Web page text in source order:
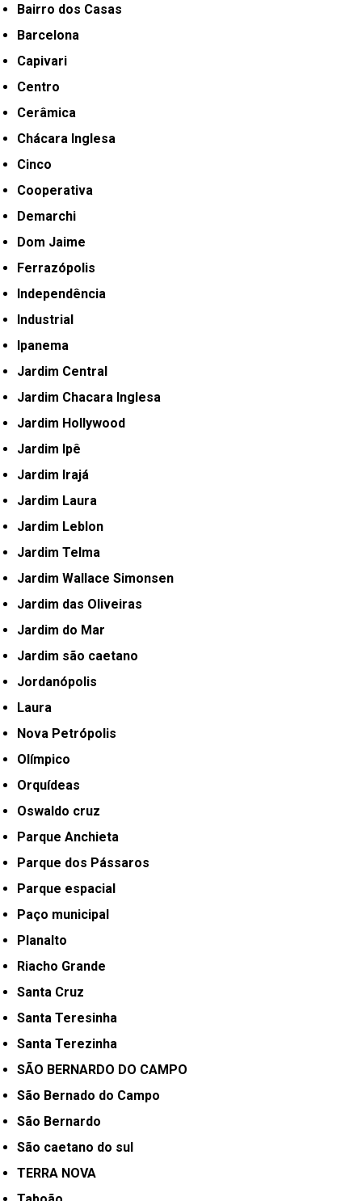
Bairro dos Casas
Barcelona
Capivari
Centro
Cerâmica
Chácara Inglesa
Cinco
Cooperativa
Demarchi
Dom Jaime
Ferrazópolis
Independência
Industrial
Ipanema
Jardim Central
Jardim Chacara Inglesa
Jardim Hollywood
Jardim Ipê
Jardim Irajá
Jardim Laura
Jardim Leblon
Jardim Telma
Jardim Wallace Simonsen
Jardim das Oliveiras
Jardim do Mar
Jardim são caetano
Jordanópolis
Laura
Nova Petrópolis
Olímpico
Orquídeas
Oswaldo cruz
Parque Anchieta
Parque dos Pássaros
Parque espacial
Paço municipal
Planalto
Riacho Grande
Santa Cruz
Santa Teresinha
Santa Terezinha
SÃO BERNARDO DO CAMPO
São Bernado do Campo
São Bernardo
São caetano do sul
TERRA NOVA